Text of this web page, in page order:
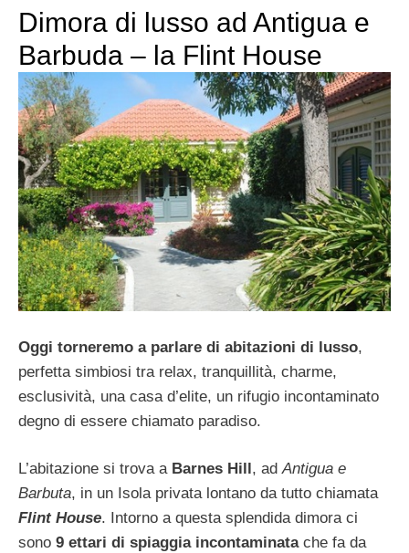
Dimora di lusso ad Antigua e
Barbuda – la Flint House
Oggi torneremo a parlare di abitazioni di lusso,
perfetta simbiosi tra relax, tranquillità, charme,
esclusività, una casa d’elite, un rifugio incontaminato
degno di essere chiamato paradiso.
L’abitazione si trova a Barnes Hill, adAntigua e
Barbuta, in un Isola privata lontano da tutto chiamata
Flint House. Intorno a questa splendida dimora ci
sono 9 ettari di spiaggia incontaminatache fa da